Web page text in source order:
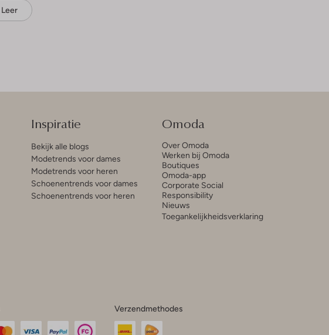
Leer
Inspiratie
Bekijk alle blogs
Modetrends voor dames
Modetrends voor heren
Schoenentrends voor dames
Schoenentrends voor heren
Omoda
Over Omoda
Werken bij Omoda
Boutiques
Omoda-app
Corporate Social
Responsibility
Nieuws
Toegankelijkheidsverklaring
Verzendmethodes